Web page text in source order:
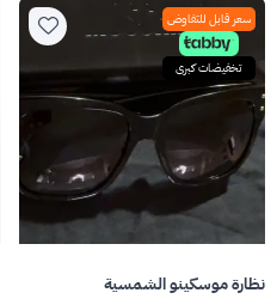
سعر قابل للتفاوض
تخفيضات كبرى
نظارة موسكينو الشمسية